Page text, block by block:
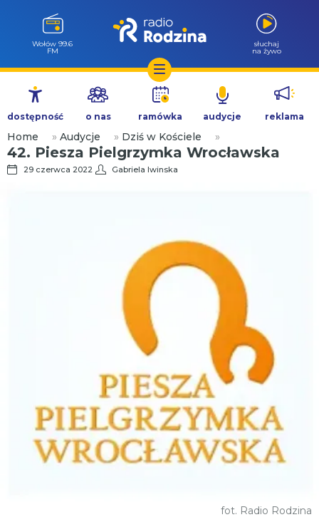
Przejdź
treści
Milicz 88.5
FM
słuchaj
na żywo
dostępność o nas ramówka audycje reklama
Home » Audycje » Dziś w Kościele »
42. Piesza Pielgrzymka Wrocławska
29 czerwca 2022 Gabriela Iwinska
fot. Radio Rodzina